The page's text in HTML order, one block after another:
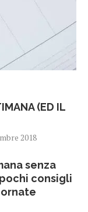
(ED IL
2018
senza
consigli